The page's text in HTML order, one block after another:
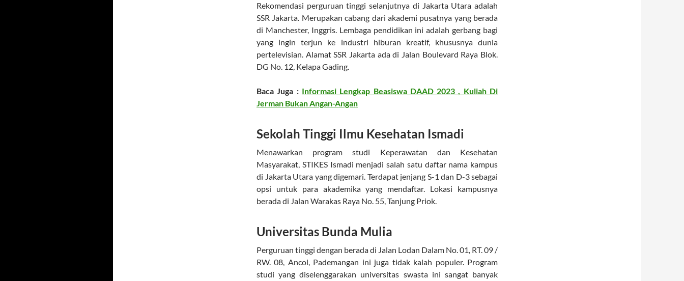
Rekomendasi perguruan tinggi selanjutnya di Jakarta Utara adalah
SSR Jakarta. Merupakan cabang dari akademi pusatnya yang berada
di Manchester, Inggris. Lembaga pendidikan ini adalah gerbang bagi
yang ingin terjun ke industri hiburan kreatif, khususnya dunia
pertelevisian. Alamat SSR Jakarta ada di Jalan Boulevard Raya Blok.
DG No. 12, Kelapa Gading.
Baca Juga : Informasi Lengkap Beasiswa DAAD 2023 , Kuliah Di
Jerman Bukan Angan-Angan
Sekolah Tinggi Ilmu Kesehatan Ismadi
Menawarkan program studi Keperawatan dan Kesehatan
Masyarakat, STIKES Ismadi menjadi salah satu daftar nama kampus
di Jakarta Utara yang digemari. Terdapat jenjang S-1 dan D-3 sebagai
opsi untuk para akademika yang mendaftar. Lokasi kampusnya
berada di Jalan Warakas Raya No. 55, Tanjung Priok.
Universitas Bunda Mulia
Perguruan tinggi dengan berada di Jalan Lodan Dalam No. 01, RT. 09 /
RW. 08, Ancol, Pademangan ini juga tidak kalah populer. Program
studi yang diselenggarakan universitas swasta ini sangat banyak